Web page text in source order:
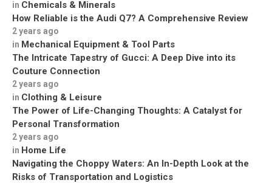
in Chemicals & Minerals
How Reliable is the Audi Q7? A Comprehensive Review
2 years ago
in Mechanical Equipment & Tool Parts
The Intricate Tapestry of Gucci: A Deep Dive into its
Couture Connection
2 years ago
in Clothing & Leisure
The Power of Life-Changing Thoughts: A Catalyst for
Personal Transformation
2 years ago
in Home Life
Navigating the Choppy Waters: An In-Depth Look at the
Risks of Transportation and Logistics